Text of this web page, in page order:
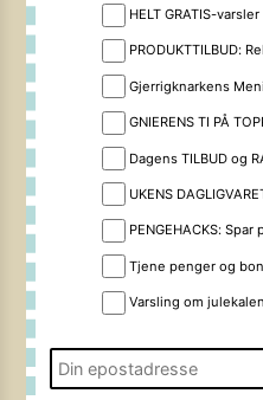
HELT GRATIS-varsler
PRODUKTTILBUD:
Gjerrigknarkens
GNIERENS TI PÅ
Dagens TILBUD og
UKENS
PENGEHACKS:
Tjene penger og
Varsling om